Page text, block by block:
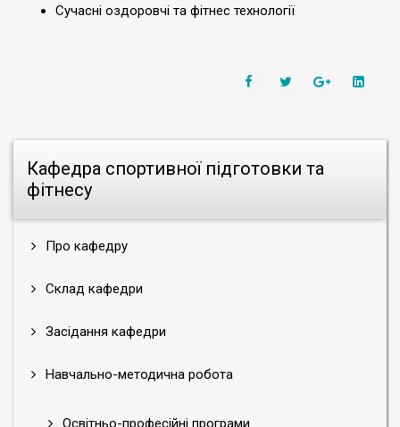
Кафедра спортивної підготовки та
фітнесу
Про кафедру
Склад кафедри
Засідання кафедри
Навчально-методична робота
Освітньо-професійні програми
Сучасні оздоровчі та фітнес технології